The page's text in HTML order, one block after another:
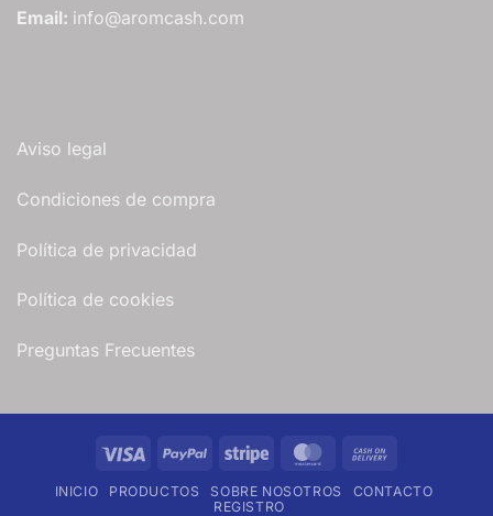
Email: info@aromcash.com
Aviso legal
Condiciones de compra
Política de privacidad
Política de cookies
Preguntas Frecuentes
Visa PayPal Stripe MasterCard
Delivery
INICIO PRODUCTOS SOBRE NOSOTROS
CONTACTO
REGISTRO